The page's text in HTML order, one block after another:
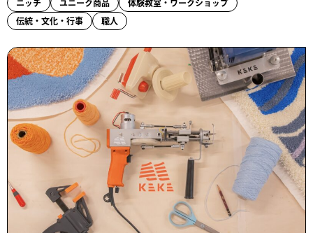
ニッチ ユニーク商品 体験教室・ワークショップ
伝統・文化・行事 職人